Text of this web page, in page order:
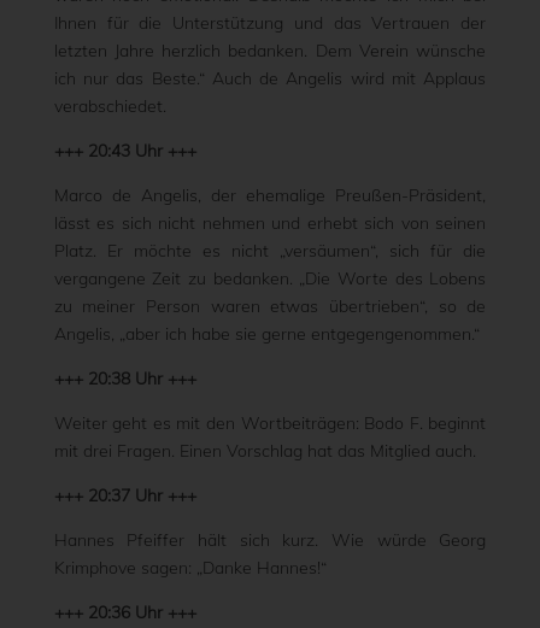
Ihnen für die Unterstützung und das Vertrauen der
letzten Jahre herzlich bedanken. Dem Verein wünsche
ich nur das Beste.“ Auch de Angelis wird mit Applaus
verabschiedet.
+++ 20:43 Uhr +++
Marco de Angelis, der ehemalige Preußen-Präsident,
lässt es sich nicht nehmen und erhebt sich von seinen
Platz. Er möchte es nicht „versäumen“, sich für die
vergangene Zeit zu bedanken. „Die Worte des Lobens
zu meiner Person waren etwas übertrieben“, so de
Angelis, „aber ich habe sie gerne entgegengenommen.“
+++ 20:38 Uhr +++
Weiter geht es mit den Wortbeiträgen: Bodo F. beginnt
mit drei Fragen. Einen Vorschlag hat das Mitglied auch.
+++ 20:37 Uhr +++
Hannes Pfeiffer hält sich kurz. Wie würde Georg
Krimphove sagen: „Danke Hannes!“
+++ 20:36 Uhr +++